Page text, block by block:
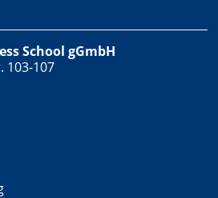
School gGmbH
103-107